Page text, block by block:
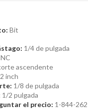
Bit
1/4 de pulgada
ascendente
2 inch
1/8 de pulgada
1/2 pulgada
el precio: 1-844-